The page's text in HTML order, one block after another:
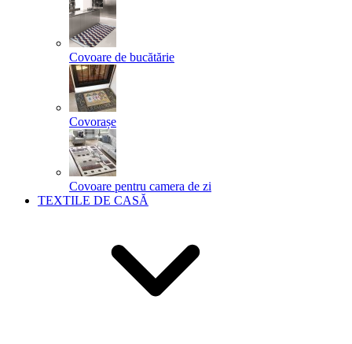
Covoare de bucătărie
Covorașe
Covoare pentru camera de zi
TEXTILE DE CASĂ